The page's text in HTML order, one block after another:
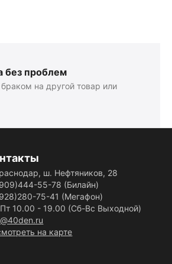
без проблем
на другой товар или
ш. Нефтяников, 28
55-78 (Билайн)
75-41 (Мегафон)
10.00 - 19.00 (Сб-Вс Выходной)
на карте